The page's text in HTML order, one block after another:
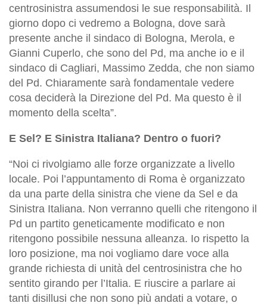
centrosinistra assumendosi le sue responsabilità. Il
giorno dopo ci vedremo a Bologna, dove sarà
presente anche il sindaco di Bologna, Merola, e
Gianni Cuperlo, che sono del Pd, ma anche io e il
sindaco di Cagliari, Massimo Zedda, che non siamo
del Pd. Chiaramente sarà fondamentale vedere
cosa deciderà la Direzione del Pd. Ma questo è il
momento della scelta”.
E Sel? E Sinistra Italiana? Dentro o fuori?
“Noi ci rivolgiamo alle forze organizzate a livello
locale. Poi l’appuntamento di Roma è organizzato
da una parte della sinistra che viene da Sel e da
Sinistra Italiana. Non verranno quelli che ritengono il
Pd un partito geneticamente modificato e non
ritengono possibile nessuna alleanza. Io rispetto la
loro posizione, ma noi vogliamo dare voce alla
grande richiesta di unità del centrosinistra che ho
sentito girando per l’Italia. E riuscire a parlare ai
tanti disillusi che non sono più andati a votare, o